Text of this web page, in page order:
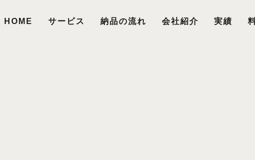
HOME サービス 納品の流れ 会社紹介 実績